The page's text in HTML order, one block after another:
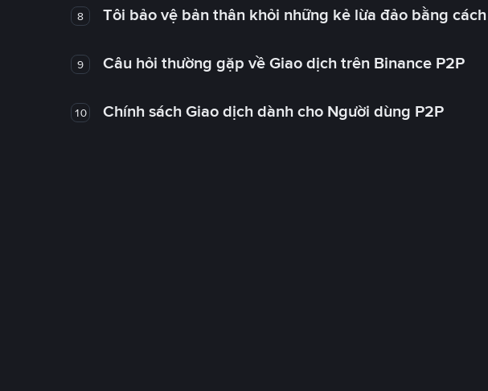
8 Tôi bảo vệ bản thân khỏi những kẻ lừa đảo bằng
9 Câu hỏi thường gặp về Giao dịch trên Binance P2P
10 Chính sách Giao dịch dành cho Người dùng P2P